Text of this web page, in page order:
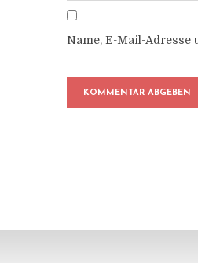
Name, E-Mail-